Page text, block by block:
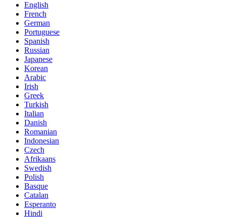
English
French
German
Portuguese
Spanish
Russian
Japanese
Korean
Arabic
Irish
Greek
Turkish
Italian
Danish
Romanian
Indonesian
Czech
Afrikaans
Swedish
Polish
Basque
Catalan
Esperanto
Hindi